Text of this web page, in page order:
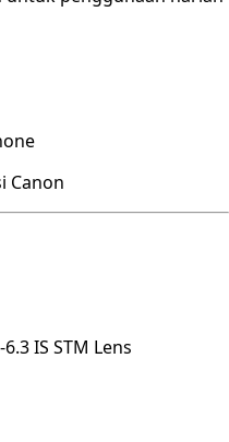
Canon
IS STM Lens